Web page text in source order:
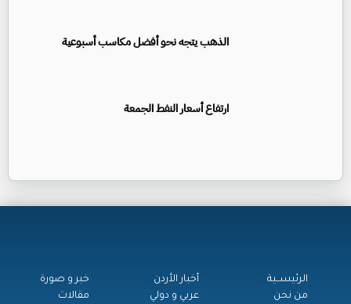
الذهب يتجه نحو أفضل مكاسب أسبوعية
ارتفاع أسعار النفط الجمعة
الرئيســية
من نحن
أخبار الأردن
عربي و دولي
خبر و صورة
مقالات